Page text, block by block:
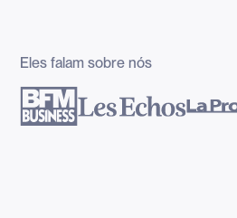
Eles falam sobre nós